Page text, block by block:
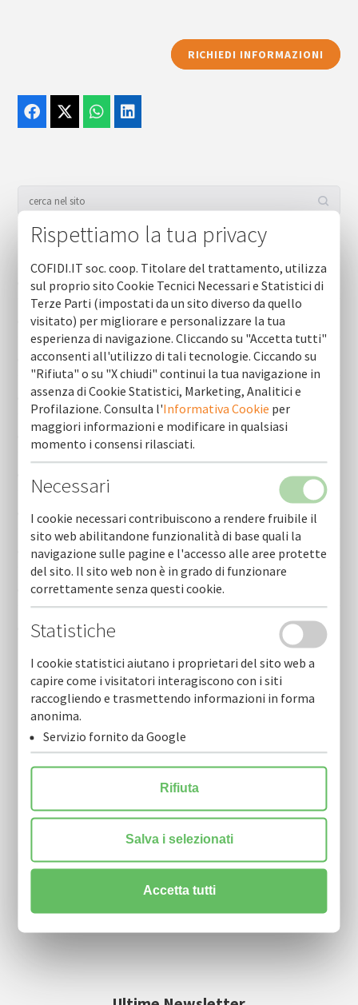
RICHIEDI INFORMAZIONI
Cofidi.it informa agosto 2026
Cofidi.it informa luglio 2026
Cofidi.it informa giugno 2026
Cofidi.it informa maggio 2026
Cofidi.it informa aprile 2026
Cofidi.it informa febbraio 2026
Cofidi.it informa gennaio 2026
Cofidi.it informa dicembre 2025
Cofidi.it informa novembre 2025
Newsletter
Resta sempre aggiornato sulle nostre novità.
Rispettiamo la tua privacy
COFIDI.IT soc. coop. Titolare del trattamento, utilizza
sul proprio sito Cookie Tecnici Necessari e Statistici di
Terze Parti (impostati da un sito diverso da quello
visitato) per migliorare e personalizzare la tua
esperienza di navigazione. Cliccando su "Accetta tutti"
acconsenti all'utilizzo di tali tecnologie. Ciccando su
"Rifiuta" o su "X chiudi" continui la tua navigazione in
assenza di Cookie Statistici, Marketing, Analitici e
Profilazione. Consulta l'Informativa Cookie per
maggiori informazioni e modificare in qualsiasi
momento i consensi rilasciati.
Necessari
I cookie necessari contribuiscono a rendere fruibile il
sito web abilitandone funzionalità di base quali la
navigazione sulle pagine e l'accesso alle aree protette
del sito. Il sito web non è in grado di funzionare
correttamente senza questi cookie.
Statistiche
I cookie statistici aiutano i proprietari del sito web a
capire come i visitatori interagiscono con i siti
raccogliendo e trasmettendo informazioni in forma
anonima.
Servizio fornito da Google
Rifiuta
Salva i selezionati
Accetta tutti